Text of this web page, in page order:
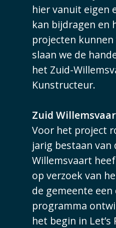
hier vanuit eigen
kan bijdragen en
projecten
slaan we de
het Zuid-
Kunstructeur.
Zuid
Voor het project
jarig bestaan van
Willemsvaart
op verzoek van
de gemeente
programma
het begin in Let’s